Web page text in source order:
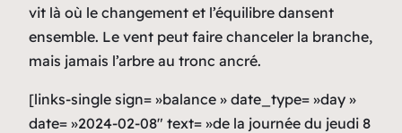
vit là où le changement et l’équilibre dansent
ensemble. Le vent peut faire chanceler la branche,
mais jamais l’arbre au tronc ancré.
[links-single sign= »balance » date_type= »day »
date= »2024-02-08″ text= »de la journée du jeudi 8